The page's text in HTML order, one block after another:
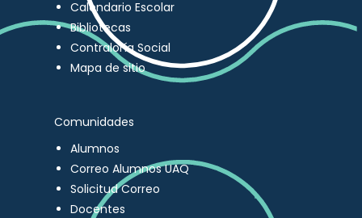
Calendario Escolar
Bibliotecas
Contraloría Social
Mapa de sitio
Comunidades
Alumnos
Correo Alumnos UAQ
Solicitud Correo
Docentes